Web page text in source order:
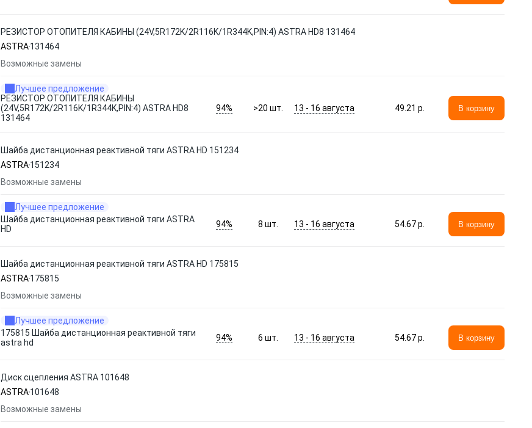
РЕЗИСТОР ОТОПИТЕЛЯ КАБИНЫ (24V,5R172K/2R116K/1R344K,PIN:4) ASTRA HD8 131464
ASTRA131464
Возможные замены
Лучшее предложение
РЕЗИСТОР ОТОПИТЕЛЯ КАБИНЫ
(24V,5R172K/2R116K/1R344K,PIN:4) ASTRA HD8
131464
94% >20 шт. 13 - 16 августа 49.21 p. В корзину
Шайба дистанционная реактивной тяги ASTRA HD 151234
ASTRA151234
Возможные замены
Лучшее предложение
Шайба дистанционная реактивной тяги ASTRA
HD
94% 8 шт. 13 - 16 августа 54.67 p. В корзину
Шайба дистанционная реактивной тяги ASTRA HD 175815
ASTRA175815
Возможные замены
Лучшее предложение
175815 Шайба дистанционная реактивной тяги
astra hd
94% 6 шт. 13 - 16 августа 54.67 p. В корзину
Диск сцепления ASTRA 101648
ASTRA101648
Возможные замены